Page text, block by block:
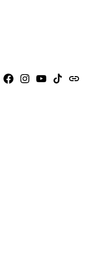
Faceboook
Instagram
YoutubeTiktokissuu